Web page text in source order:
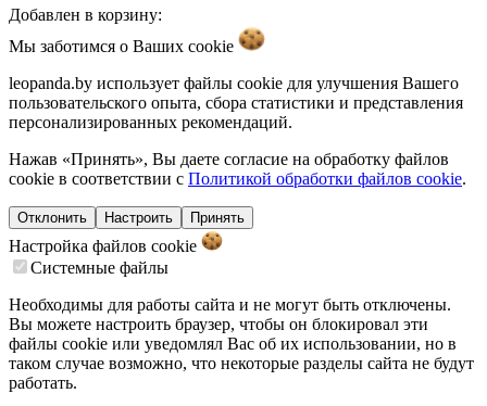
Добавлен в корзину:
Мы заботимся о Ваших cookie
leopanda.by использует файлы cookie для улучшения Вашего
пользовательского опыта, сбора статистики и представления
персонализированных рекомендаций.
Нажав «Принять», Вы даете согласие на обработку файлов
cookie в соответствии с Политикой обработки файлов cookie.
Отклонить Настроить Принять
Настройка файлов cookie
Системные файлы
Необходимы для работы сайта и не могут быть отключены.
Вы можете настроить браузер, чтобы он блокировал эти
файлы cookie или уведомлял Вас об их использовании, но в
таком случае возможно, что некоторые разделы сайта не будут
работать.